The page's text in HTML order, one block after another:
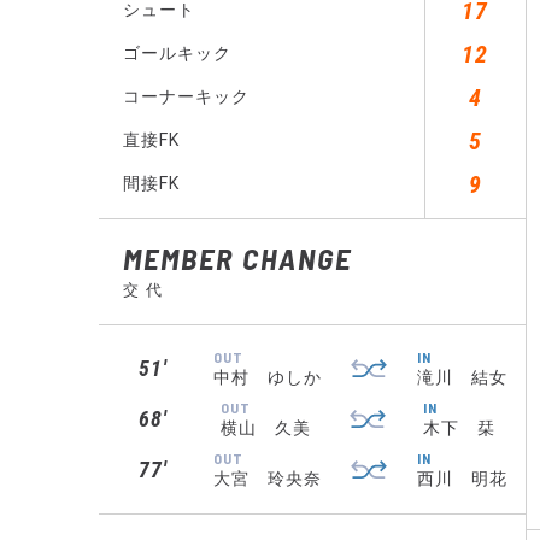
シュート 17
ゴールキック 12
コーナーキック 4
直接FK 5
間接FK 9
MEMBER CHANGE
交 代
51′ OUT
中村 ゆしか
IN
滝川 結女
68′ OUT
横山 久美
IN
木下 栞
77′ OUT
大宮 玲央奈
IN
西川 明花